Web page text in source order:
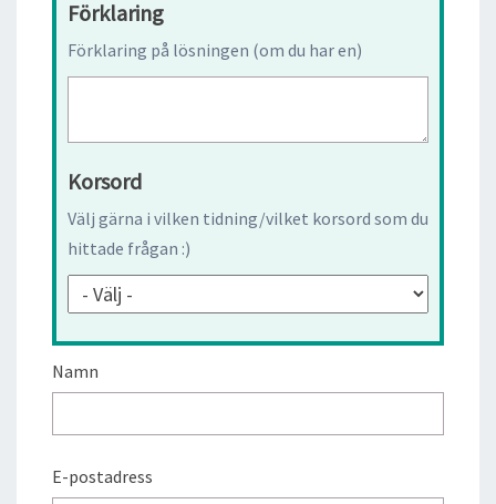
Förklaring
Förklaring på lösningen (om du har en)
Korsord
Välj gärna i vilken tidning/vilket korsord som du
hittade frågan :)
Namn
E-postadress